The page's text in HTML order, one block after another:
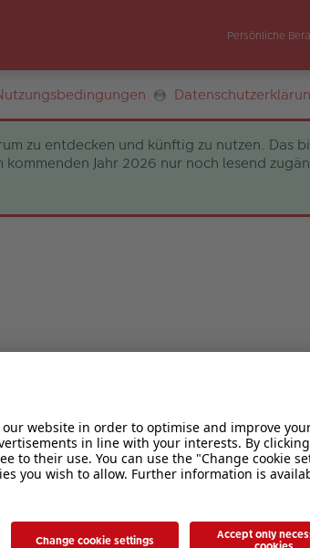
Persönliche
zu entdecken und künftig zu nutzen. Das
Jahr 2026 nur noch lesend